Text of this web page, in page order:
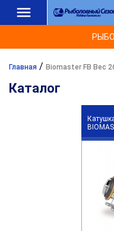
Главная / Biomaster FB Вес
Каталог